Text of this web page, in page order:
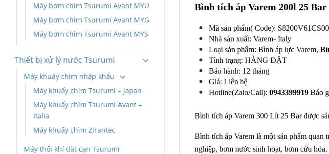
Máy bơm chìm Tsurumi Avant MYU
Máy bơm chìm Tsurumi Avant MYG
Máy bơm chìm Tsurumi Avant MYS
Thiết bị xử lý nước Tsurumi
Máy khuấy chìm nhập khẩu
Máy khuấy chìm Tsurumi – Japan
Máy khuấy chìm Tsurumi Avant –
Italia
Máy khuấy chìm Zirantec
Máy thổi khí đặt cạn Tsurumi
Bình tích áp Varem 200l 25 Bar
Mã sản phẩm( Code):
Nhà sản xuất: Varem- Italy
Loại sản phẩm: Bình áp lực Varem,
Tình trạng: HÀNG ĐẶT
Bảo hành: 12 tháng
Giá: Liên hệ
Hotline(Zalo/Call):0943399919Báo
Bình tích áp Varem 300 Lít 25 Bar được
Bình tích áp Varem là một sản phẩm quan
nghiệp, bơm nước sinh hoạt, bơm cứu